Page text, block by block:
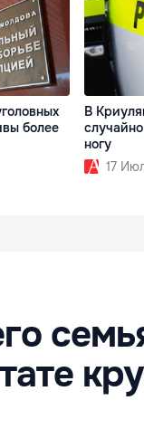
более
В
ногу
17